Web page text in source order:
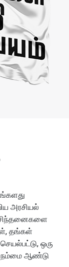
அரசியல்
சிந்தனைகளை
தங்கள்
ஒரு
நம்மை ஆண்டு